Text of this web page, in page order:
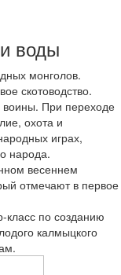
воды
монголов.
скотоводство.
воины. При переходе
охота и
играх,
народа.
весеннем
отмечают в первое
класс по созданию
калмыцкого